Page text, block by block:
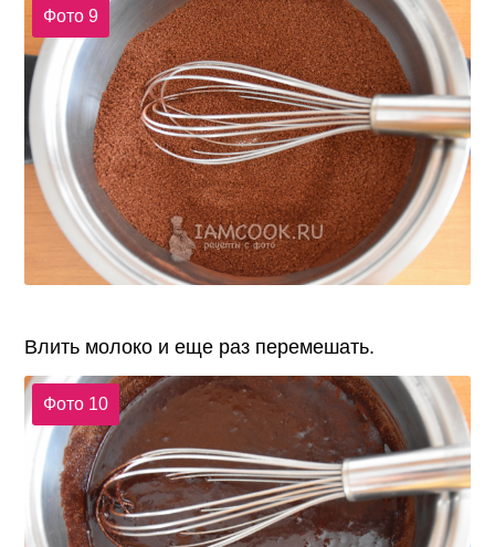
Фото 9
Влить молоко и еще раз перемешать.
Фото 10